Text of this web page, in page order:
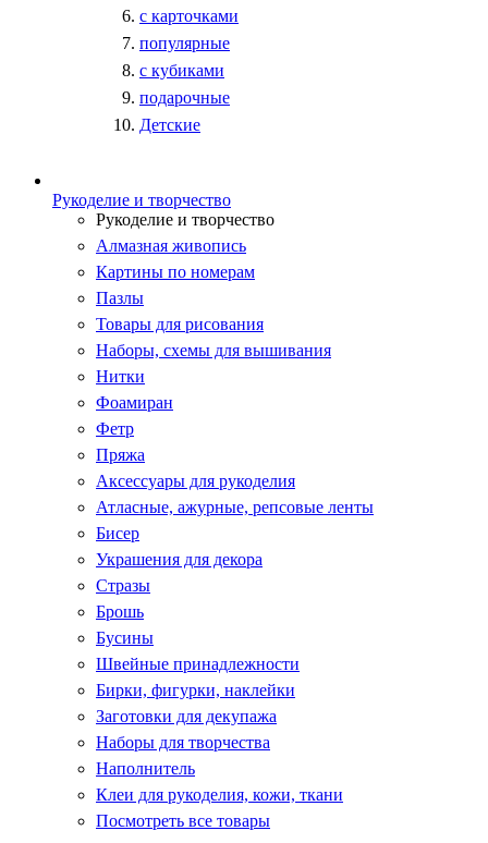
с карточками
популярные
с кубиками
подарочные
Детские
Рукоделие и творчество
Рукоделие и творчество
Алмазная живопись
Картины по номерам
Пазлы
Товары для рисования
Наборы, схемы для вышивания
Нитки
Фоамиран
Фетр
Пряжа
Аксессуары для рукоделия
Атласные, ажурные, репсовые ленты
Бисер
Украшения для декора
Стразы
Брошь
Бусины
Швейные принадлежности
Бирки, фигурки, наклейки
Заготовки для декупажа
Наборы для творчества
Наполнитель
Клеи для рукоделия, кожи, ткани
Посмотреть все товары